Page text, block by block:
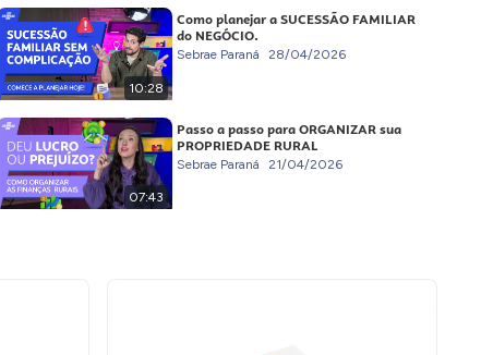
10:28
Como planejar a SUCESSÃO FAMILIAR
do NEGÓCIO.
Sebrae Paraná 28/04/2026
07:43
Passo a passo para ORGANIZAR sua
PROPRIEDADE RURAL
Sebrae Paraná 21/04/2026